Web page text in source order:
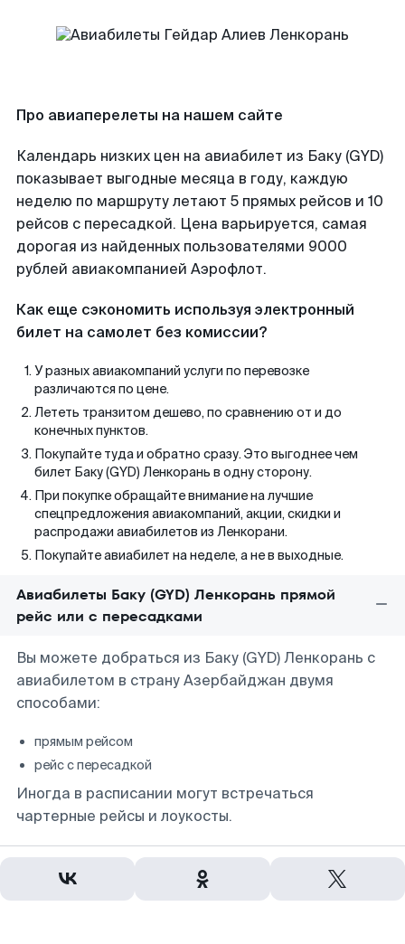
Про авиаперелеты на нашем сайте
Календарь низких цен на авиабилет из Баку (GYD)
показывает выгодные месяца в году, каждую
неделю по маршруту летают 5 прямых рейсов и 10
рейсов с пересадкой. Цена варьируется, самая
дорогая из найденных пользователями 9000
рублей авиакомпанией Аэрофлот.
Как еще сэкономить используя электронный
билет на самолет без комиссии?
У разных авиакомпаний услуги по перевозке
различаются по цене.
Лететь транзитом дешево, по сравнению от и до
конечных пунктов.
Покупайте туда и обратно сразу. Это выгоднее чем
билет Баку (GYD) Ленкорань в одну сторону.
При покупке обращайте внимание на лучшие
спецпредложения авиакомпаний, акции, скидки и
распродажи авиабилетов из Ленкорани.
Покупайте авиабилет на неделе, а не в выходные.
Авиабилеты Баку (GYD) Ленкорань прямой
рейс или с пересадками
Вы можете добраться из Баку (GYD) Ленкорань с
авиабилетом в страну Азербайджан двумя
способами:
прямым рейсом
рейс с пересадкой
Иногда в расписании могут встречаться
чартерные рейсы и лоукосты.